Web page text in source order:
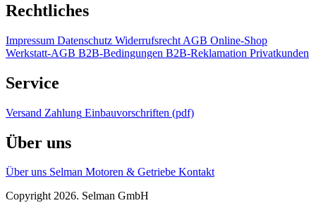
Rechtliches
Impressum Datenschutz Widerrufsrecht AGB Online-Shop
Werkstatt-AGB B2B-Bedingungen B2B-Reklamation Privatkunden
Service
Versand Zahlung Einbauvorschriften (pdf)
Über uns
Über uns Selman Motoren & Getriebe Kontakt
Copyright 2026. Selman GmbH